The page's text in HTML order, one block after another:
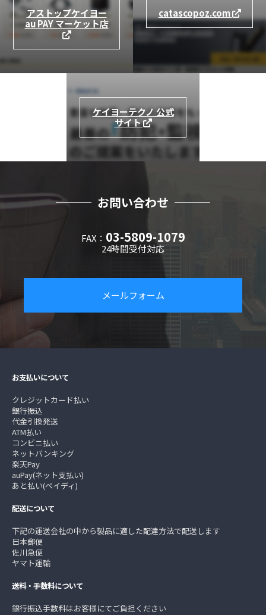
アストップケイヨー
au PAY マーケット店
catascopoz.com
ケイヨーテクノ 公式
サイト
お問い合わせ
FAX： 03-5809-1079
24時間受付対応
メールフォーム
お支払いについて
クレジットカード払い
銀行振込
代金引換発送
ATM払い
コンビニ払い
ネットバンキング
楽天Pay
auPay(ネット支払い)
あと払い(ペイディ)
配送について
下記の運送会社の中から製品に適した配達方法で配送します
日本郵便
佐川急便
ヤマト運輸
送料・手数料について
銀行振込手数料はお客様にてご負担ください